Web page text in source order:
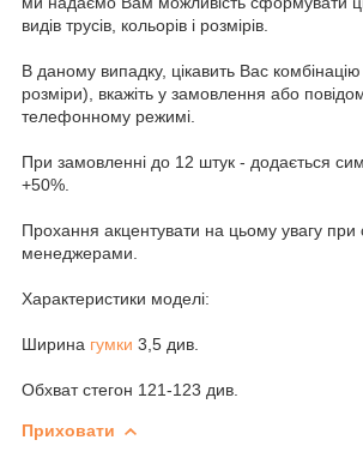
видів трусів, кольорів і розмірів.
В даному випадку, цікавить Вас
розміри), вкажіть у замовлення або
телефонному режимі.
При замовленні до 12 штук - додається
+50%.
Прохання акцентувати на цьому увагу при
менеджерами.
Характеристики моделі:
Ширина гумки 3,5 див.
Обхват стегон 121-123 див.
Приховати